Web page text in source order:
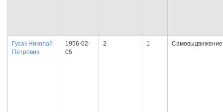
Гусак Николай
Петрович
1956-02-
05
2 1 Самовыдвижение